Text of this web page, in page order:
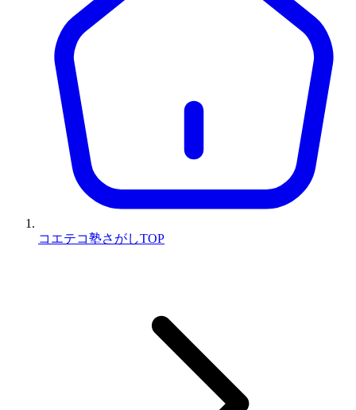
コエテコ塾さがしTOP